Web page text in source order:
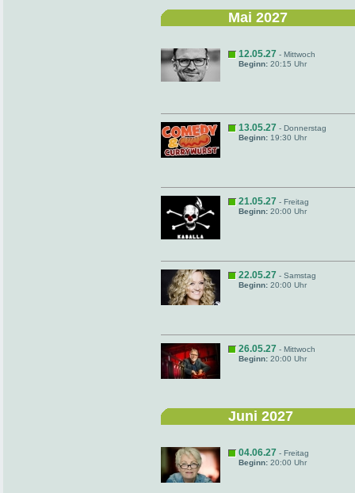
Mai 2027
12.05.27 - Mittwoch
Beginn: 20:15 Uhr
13.05.27 - Donnerstag
Beginn: 19:30 Uhr
21.05.27 - Freitag
Beginn: 20:00 Uhr
22.05.27 - Samstag
Beginn: 20:00 Uhr
26.05.27 - Mittwoch
Beginn: 20:00 Uhr
Juni 2027
04.06.27 - Freitag
Beginn: 20:00 Uhr